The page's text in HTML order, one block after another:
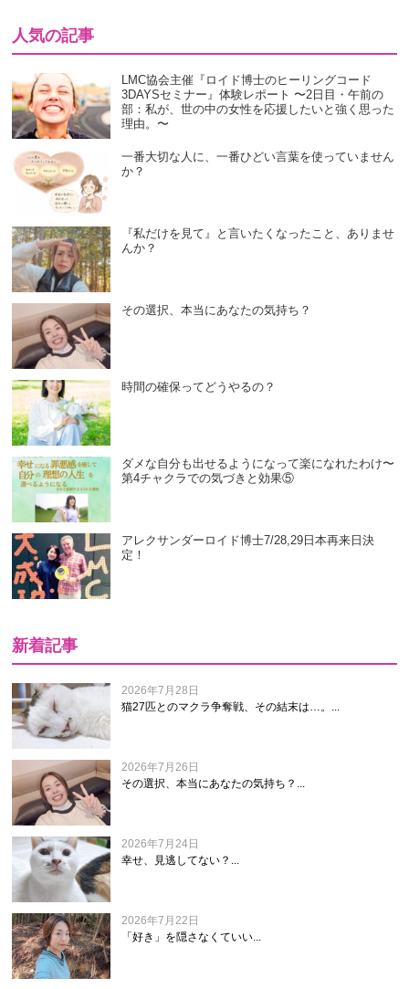
人気の記事
LMC協会主催『ロイド博士のヒーリングコード
3DAYSセミナー』体験レポート 〜2日目・午前の
部：私が、世の中の女性を応援したいと強く思った
理由。〜
一番大切な人に、一番ひどい言葉を使っていません
か？
『私だけを見て』と言いたくなったこと、ありませ
んか？
その選択、本当にあなたの気持ち？
時間の確保ってどうやるの？
ダメな自分も出せるようになって楽になれたわけ〜
第4チャクラでの気づきと効果⑤
アレクサンダーロイド博士7/28,29日本再来日決
定！
新着記事
2026年7月28日
猫27匹とのマクラ争奪戦、その結末は…。...
2026年7月26日
その選択、本当にあなたの気持ち？...
2026年7月24日
幸せ、見逃してない？...
2026年7月22日
「好き」を隠さなくていい...